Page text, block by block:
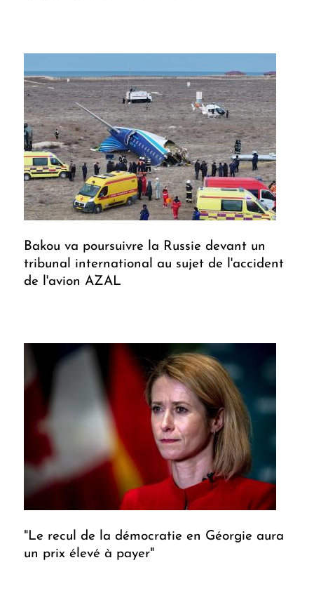
Bakou va poursuivre la Russie devant un
tribunal international au sujet de l'accident
de l'avion AZAL
"Le recul de la démocratie en Géorgie aura
un prix élevé à payer"